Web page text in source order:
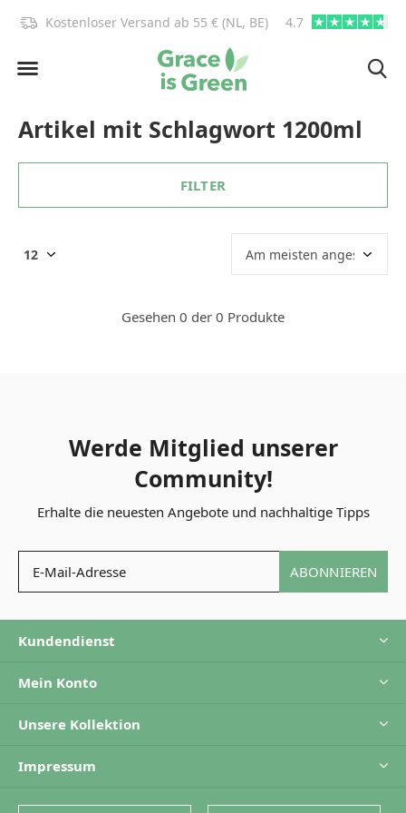
Kostenloser Versand ab 55 € (NL, BE) 4.7
Artikel mit Schlagwort 1200ml
FILTER
Gesehen 0 der 0 Produkte
Werde Mitglied unserer
Community!
Erhalte die neuesten Angebote und nachhaltige Tipps
ABONNIEREN
Kundendienst
Mein Konto
Unsere Kollektion
Impressum